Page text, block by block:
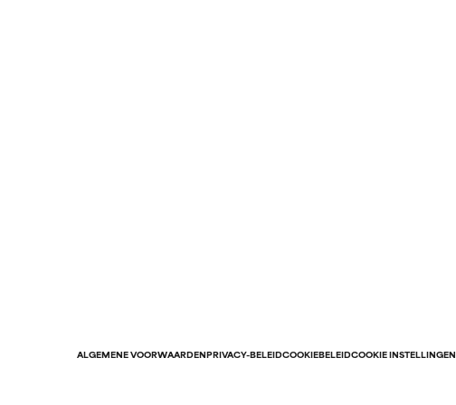
ALGEMENE VOORWAARDENPRIVACY-BELEIDCOOKIEBELEIDCOOKIE INSTELLINGEN